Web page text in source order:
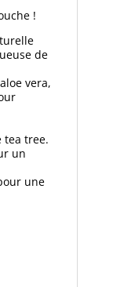
!
de
vera,
tea tree.
un
une